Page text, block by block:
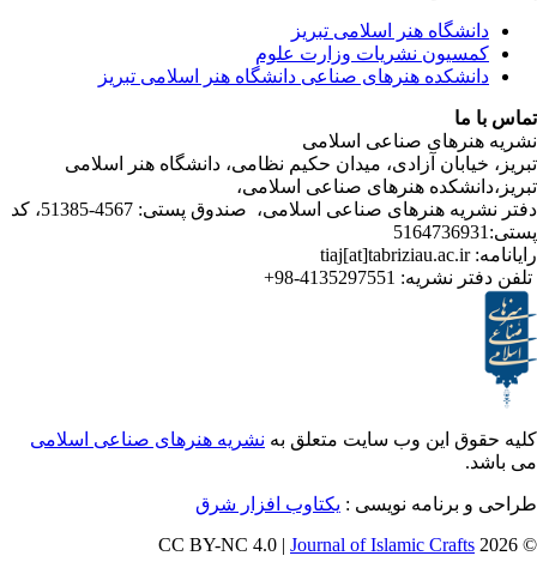
هنر اسلامی تبریز
نشریات وزارت علوم
هنرهای صناعی دانشگاه هنر اسلامی تبریز
صناعی اسلامی
آزادی، میدان حکیم نظامی، دانشگاه هنر اسلامی
هنرهای صناعی اسلامی،
دفتر نشریه هنرهای صناعی اسلامی، صندوق پستی: 4567-51385، کد
نشریه:4135297551-98+
این وب سایت متعلق بهنشریه هنرهای صناعی اسلامی
نویسی : یکتاوب افزار شرق
Journal of Islamic